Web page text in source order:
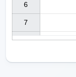
6
7